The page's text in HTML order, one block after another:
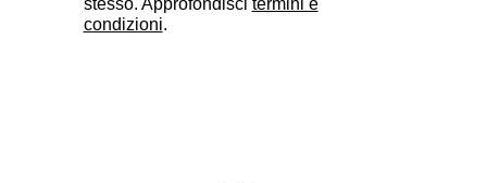
stesso. Approfondisci termini e
condizioni.